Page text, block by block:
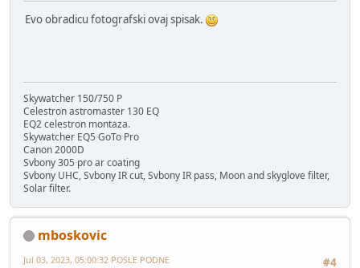
Evo obradicu fotografski ovaj spisak.
Skywatcher 150/750 P
Celestron astromaster 130 EQ
EQ2 celestron montaza.
Skywatcher EQ5 GoTo Pro
Canon 2000D
Svbony 305 pro ar coating
Svbony UHC, Svbony IR cut, Svbony IR pass, Moon and skyglove filter,
Solar filter.
mboskovic
#4
Jul 03, 2023, 05:00:32 POSLE PODNE